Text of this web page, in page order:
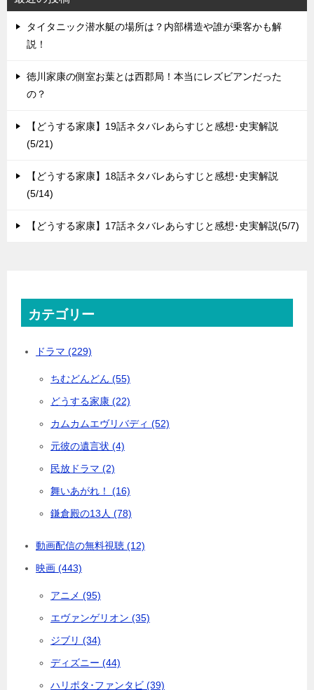
タイタニック潜水艇の場所は？内部構造や誰が乗客かも解
説！
徳川家康の側室お葉とは西郡局！本当にレズビアンだった
の？
【どうする家康】19話ネタバレあらすじと感想･史実解説
(5/21)
【どうする家康】18話ネタバレあらすじと感想･史実解説
(5/14)
【どうする家康】17話ネタバレあらすじと感想･史実解説(5/7)
カテゴリー
ドラマ (229)
ちむどんどん (55)
どうする家康 (22)
カムカムエヴリバディ (52)
元彼の遺言状 (4)
民放ドラマ (2)
舞いあがれ！ (16)
鎌倉殿の13人 (78)
動画配信の無料視聴 (12)
映画 (443)
アニメ (95)
エヴァンゲリオン (35)
ジブリ (34)
ディズニー (44)
ハリポタ･ファンタビ (39)